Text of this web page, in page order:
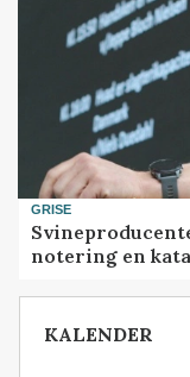
GRISE
notering en
KALENDER